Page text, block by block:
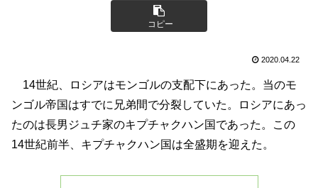
コピー
2020.04.22
14世紀、ロシアはモンゴルの支配下にあった。当のモ
ンゴル帝国はすでに兄弟間で分裂していた。ロシアにあっ
たのは長男ジュチ家のキプチャクハン国であった。この
14世紀前半、キプチャクハン国は全盛期を迎えた。